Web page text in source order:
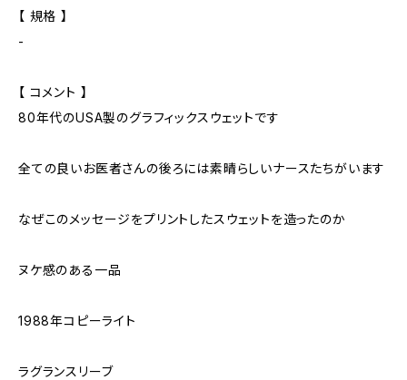
【 規格 】
-
【 コメント 】
80年代のUSA製のグラフィックスウェットです
全ての良いお医者さんの後ろには素晴らしいナースたちがいます
なぜこのメッセージをプリントしたスウェットを造ったのか
ヌケ感のある一品
1988年コピーライト
ラグランスリーブ